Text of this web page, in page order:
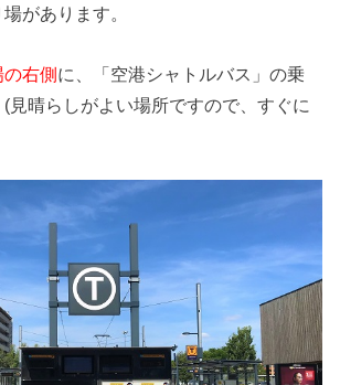
があります。
の右側に、「空港シャトルバス」の乗
見晴らしがよい場所ですので、すぐに